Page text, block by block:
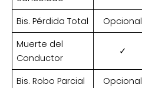
Bis. Pérdida Total Opcional
Muerte del
Conductor
✓
Bis. Robo Parcial Opcional